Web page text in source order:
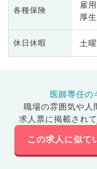
各種保険
雇
厚
休日休暇 土
医師専任の
職場の雰囲気や人
求人票に掲載され
この求人に似て